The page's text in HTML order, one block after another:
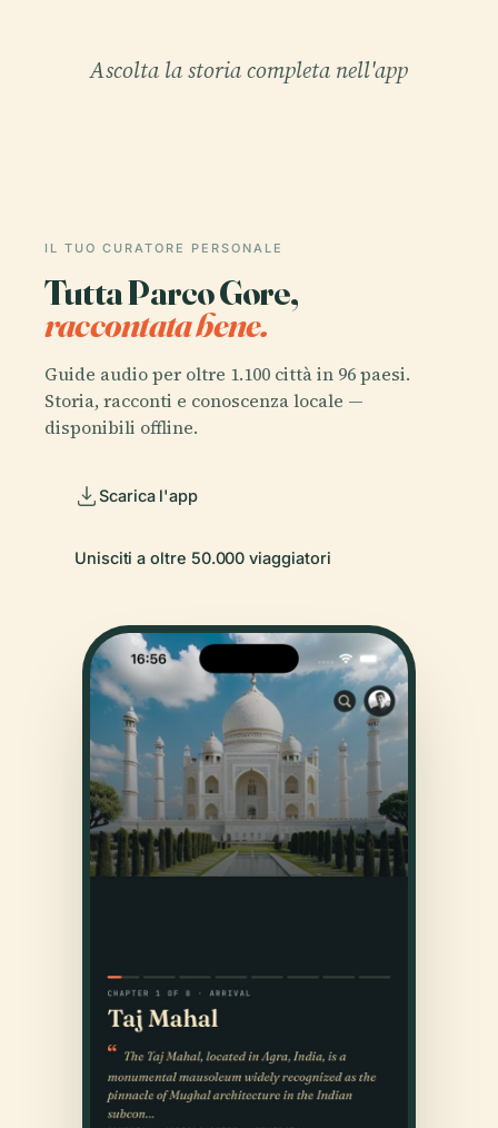
Ascolta la storia completa nell'app
IL TUO CURATORE PERSONALE
Tutta Parco Gore,
raccontata bene.
Guide audio per oltre 1.100 città in 96 paesi.
Storia, racconti e conoscenza locale —
disponibili offline.
Scarica l'app
Unisciti a oltre 50.000 viaggiatori